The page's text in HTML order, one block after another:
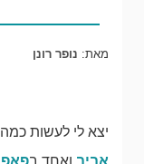
מאת: נופר רונן
יצא לי לעשות כמה
אביב ואחד ב